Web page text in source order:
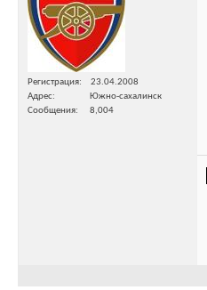
Регистрация
23.04.2008
Адрес
Южно-сахалинск
Сообщения
8,004